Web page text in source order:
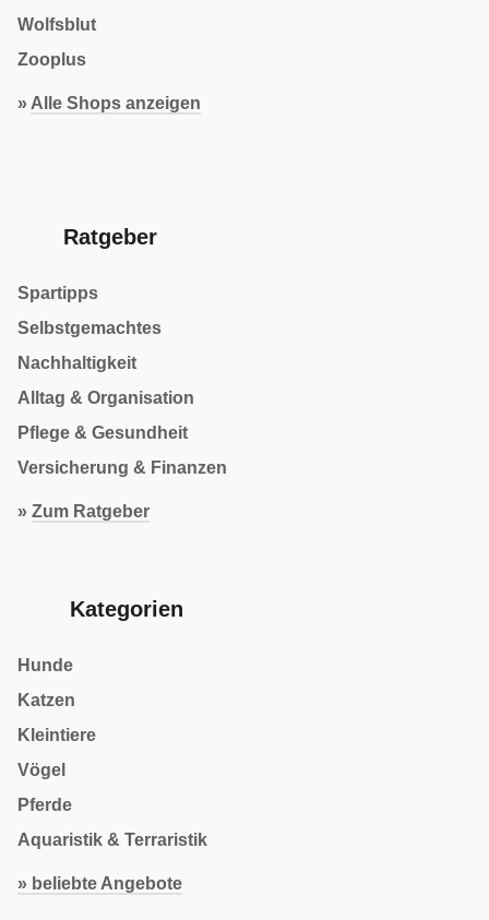
Wolfsblut
Zooplus
» Alle Shops anzeigen
Ratgeber
Spartipps
Selbstgemachtes
Nachhaltigkeit
Alltag & Organisation
Pflege & Gesundheit
Versicherung & Finanzen
» Zum Ratgeber
Kategorien
Hunde
Katzen
Kleintiere
Vögel
Pferde
Aquaristik & Terraristik
» beliebte Angebote